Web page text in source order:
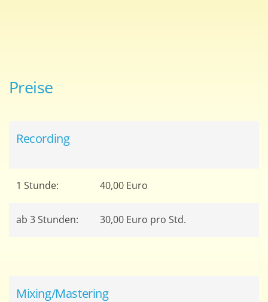
Preise
Recording
1 Stunde: 40,00 Euro
ab 3 Stunden: 30,00 Euro pro Std.
Mixing/Mastering